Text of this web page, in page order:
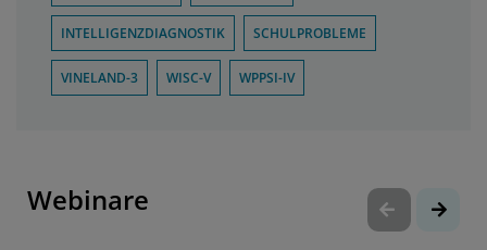
INTELLIGENZDIAGNOSTIK SCHULPROBLEME
VINELAND-3 WISC-V WPPSI-IV
Webinare